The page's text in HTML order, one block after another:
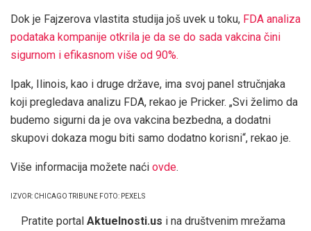
Dok je Fajzerova vlastita studija još uvek u toku, FDA analiza
podataka kompanije otkrila je da se do sada vakcina čini
sigurnom i efikasnom više od 90%.
Ipak, Ilinois, kao i druge države, ima svoj panel stručnjaka
koji pregledava analizu FDA, rekao je Pricker. „Svi želimo da
budemo sigurni da je ova vakcina bezbedna, a dodatni
skupovi dokaza mogu biti samo dodatno korisni“, rekao je.
Više informacija možete naći ovde.
IZVOR: CHICAGO TRIBUNE FOTO: PEXELS
Pratite portal Aktuelnosti.us i na društvenim mrežama